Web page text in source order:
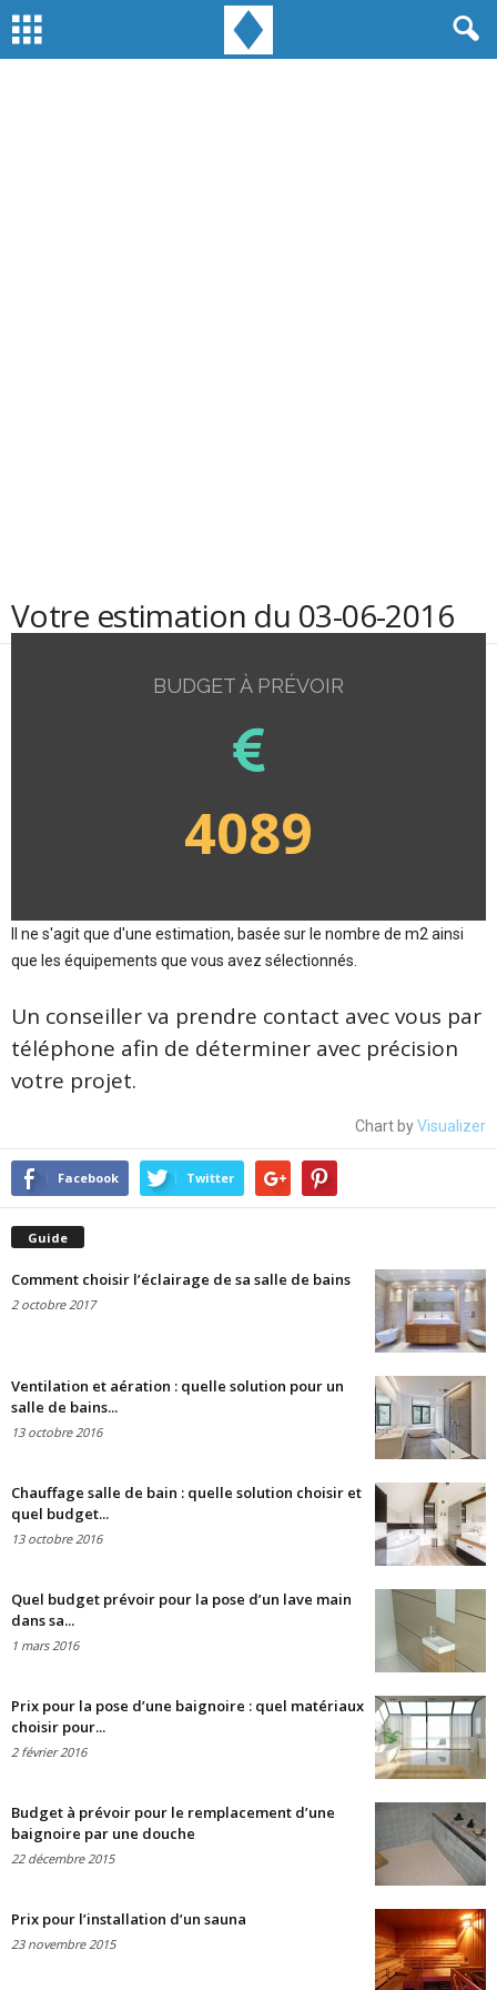
Votre estimation du 03-06-2016
BUDGET À PRÉVOIR
4089
Il ne s'agit que d'une estimation, basée sur le nombre de m2 ainsi
que les équipements que vous avez sélectionnés.
Un conseiller va prendre contact avec vous par
téléphone afin de déterminer avec précision
votre projet.
Chart byVisualizer
Facebook Twitter
Guide
Comment choisir l’éclairage de sa salle de bains
2 octobre 2017
Ventilation et aération : quelle solution pour un
salle de bains...
13 octobre 2016
Chauffage salle de bain : quelle solution choisir et
quel budget...
13 octobre 2016
Quel budget prévoir pour la pose d’un lave main
dans sa...
1 mars 2016
Prix pour la pose d’une baignoire : quel matériaux
choisir pour...
2 février 2016
Budget à prévoir pour le remplacement d’une
baignoire par une douche
22 décembre 2015
Prix pour l’installation d’un sauna
23 novembre 2015